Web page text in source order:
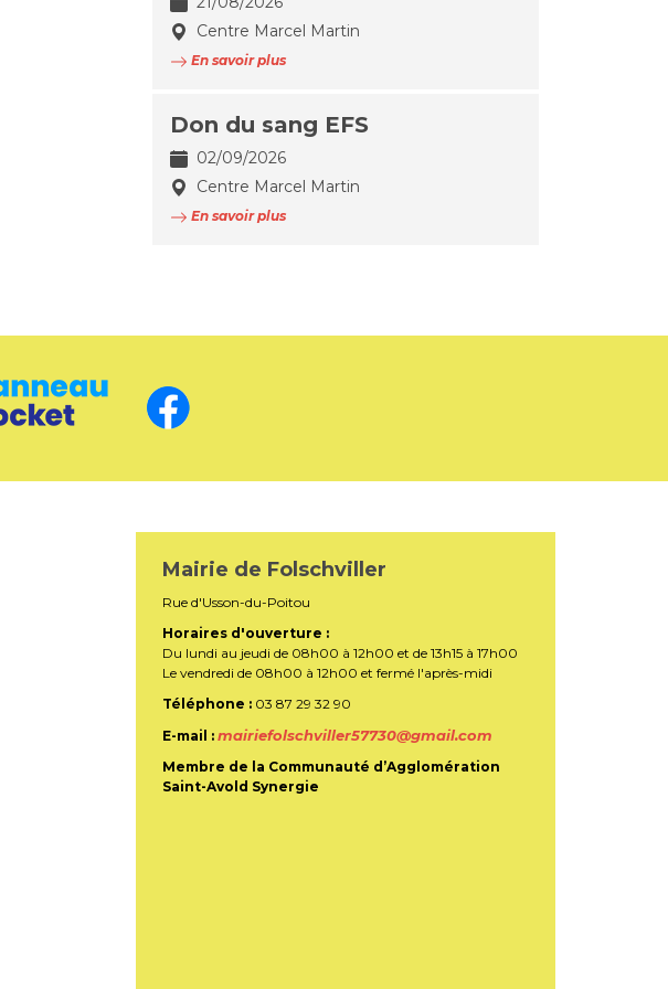
Centre Marcel Martin
En savoir plus
Don du sang EFS
02/09/2026
Centre Marcel Martin
En savoir plus
Mairie de Folschviller
Rue d'Usson-du-Poitou
Horaires d'ouverture :
Du lundi au jeudi de 08h00 à 12h00 et de 13h15 à 17h00
Le vendredi de 08h00 à 12h00 et fermé l'après-midi
Téléphone : 03 87 29 32 90
E-mail : mairiefolschviller57730@gmail.com
Membre de la Communauté d’Agglomération
Saint-Avold Synergie